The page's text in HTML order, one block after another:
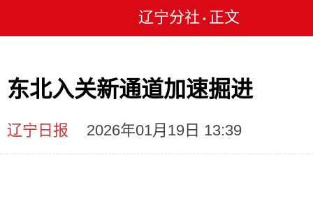
辽宁分社 • 正文
东北入关新通道加速掘进
辽宁日报 2026年01月19日 13:39